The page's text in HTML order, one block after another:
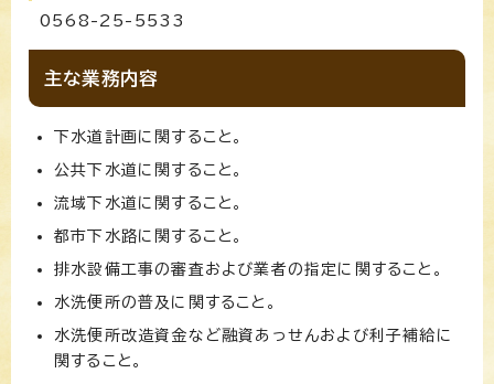
0568-25-5533
主な業務内容
下水道計画に関すること。
公共下水道に関すること。
流域下水道に関すること。
都市下水路に関すること。
排水設備工事の審査および業者の指定に関すること。
水洗便所の普及に関すること。
水洗便所改造資金など融資あっせんおよび利子補給に
関すること。